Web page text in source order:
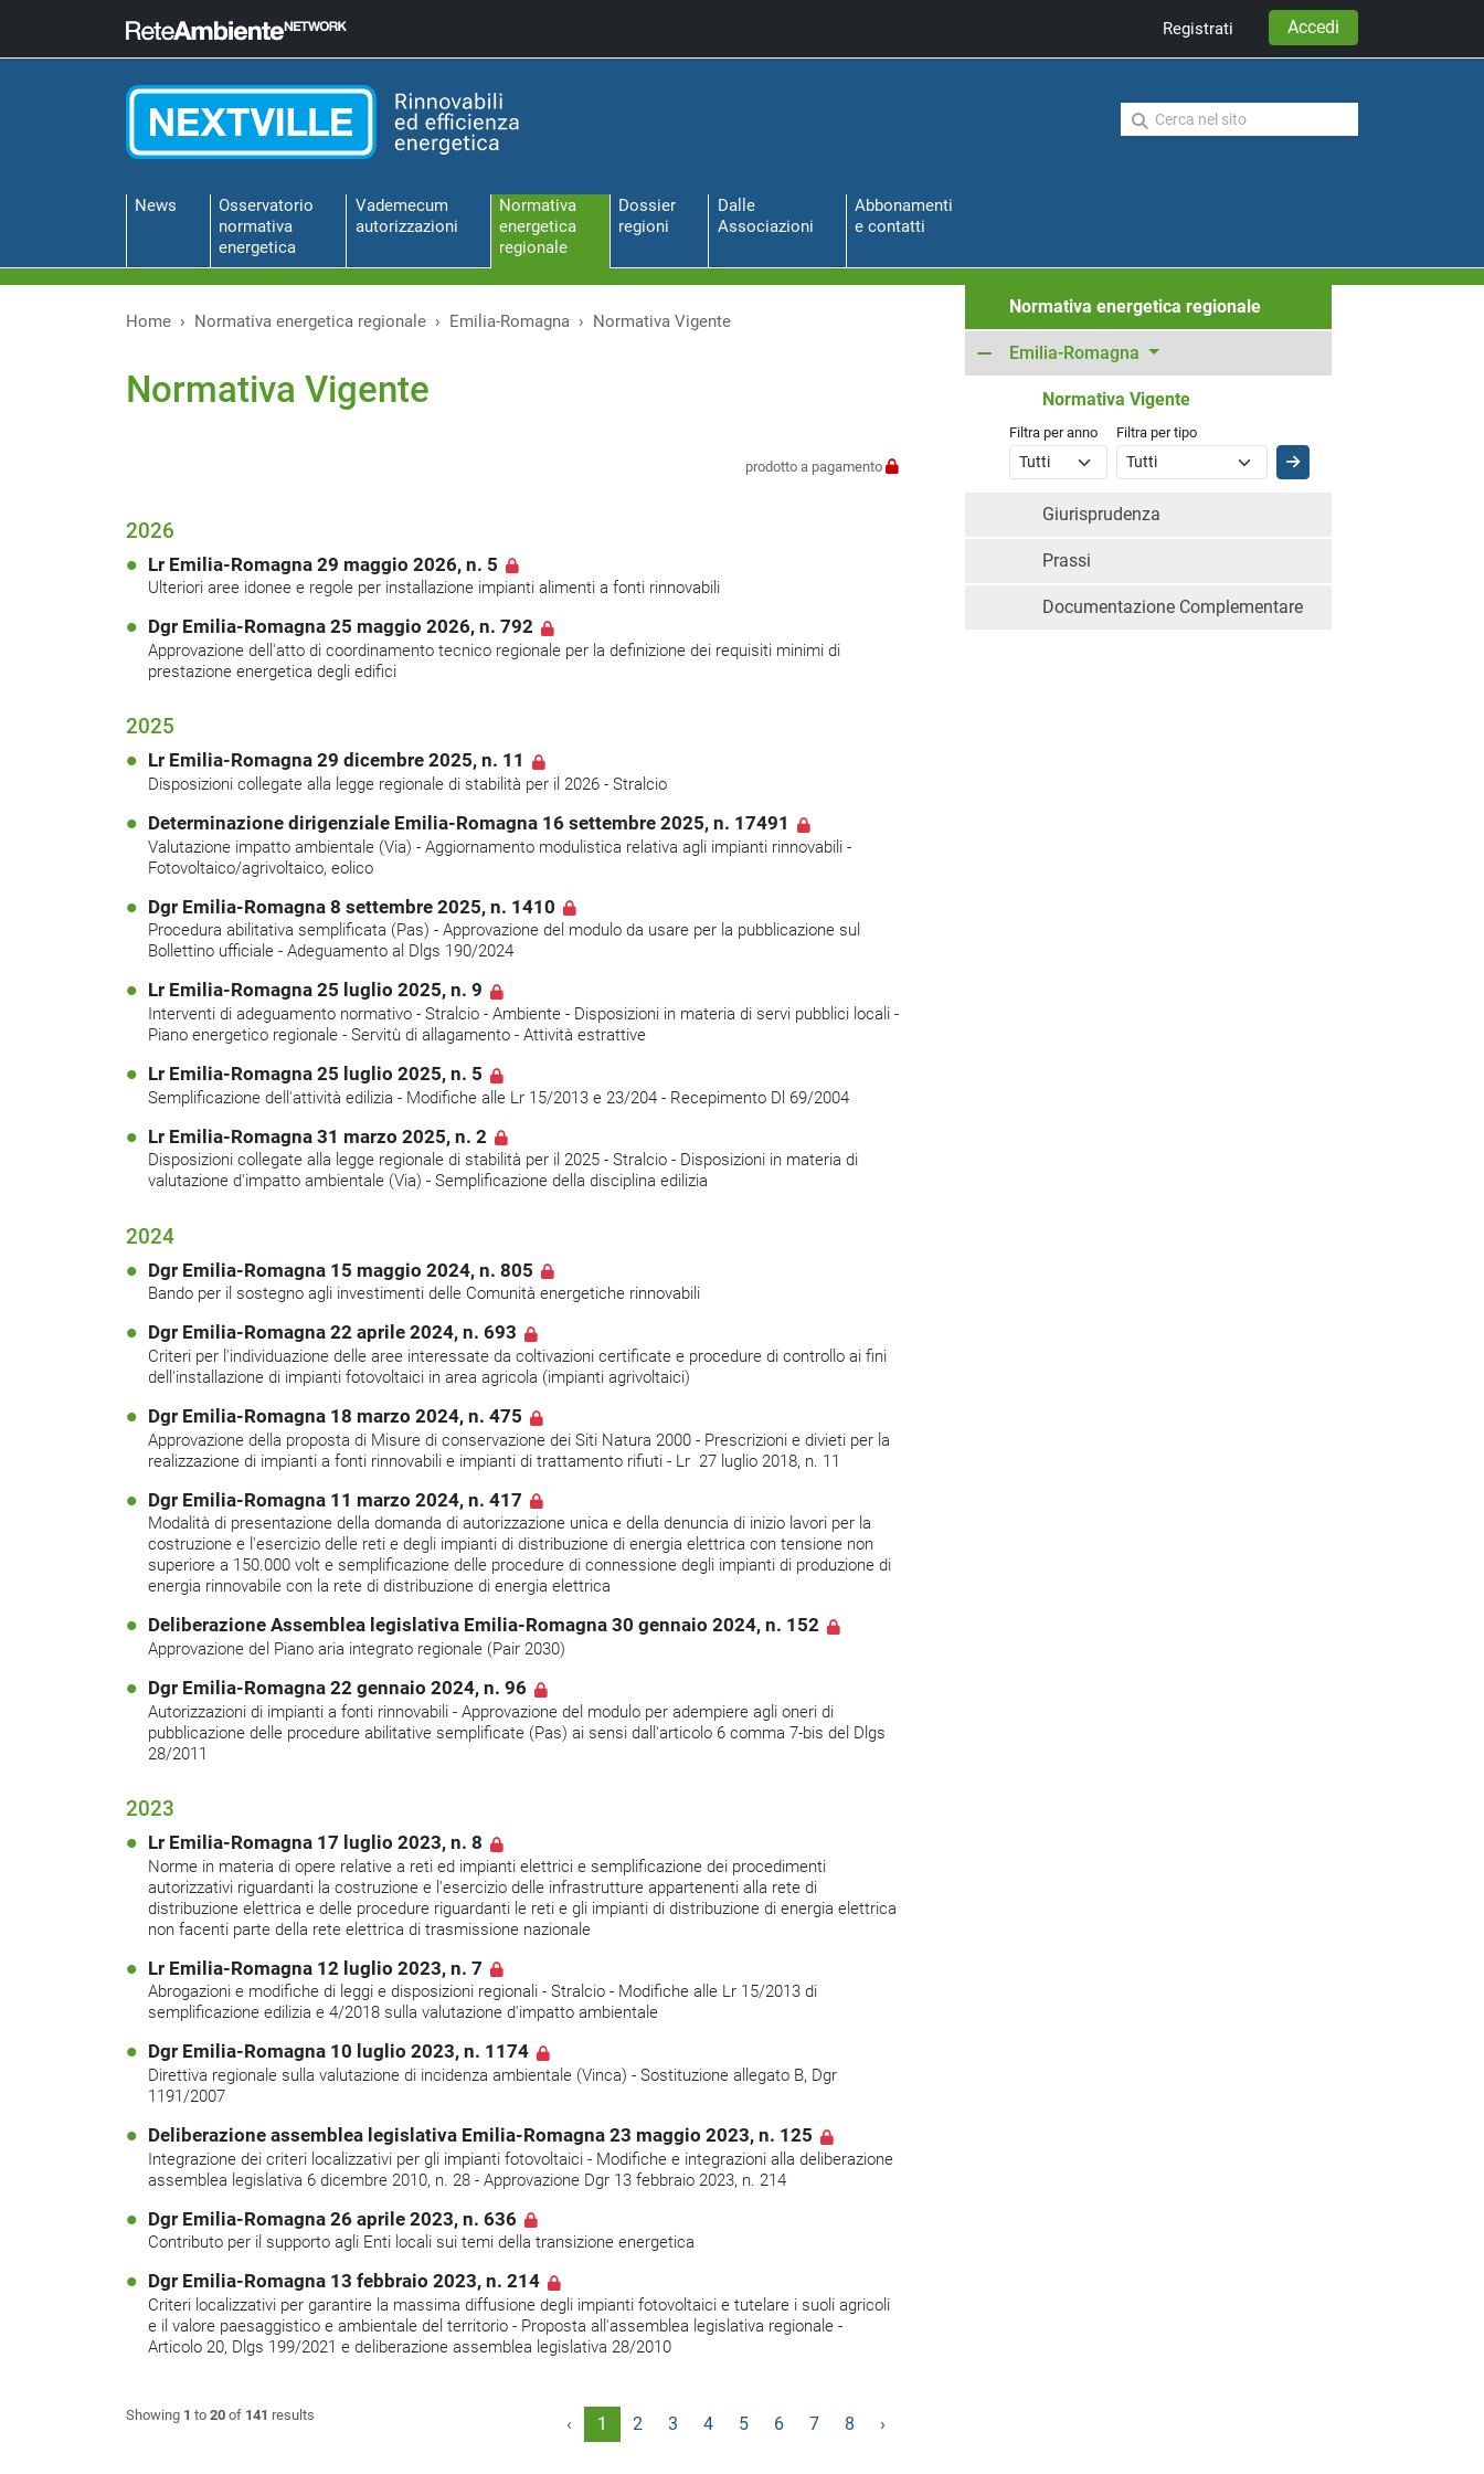
Registrati Accedi
News
Osservatorio
normativa
energetica
Vademecum
autorizzazioni
Normativa
energetica
regionale
Dossier
regioni
Dalle
Associazioni
Abbonamenti
e contatti
Home Normativa energetica regionale Emilia-Romagna Normativa Vigente
Normativa Vigente
prodotto a pagamento
2026
Lr Emilia-Romagna 29 maggio 2026, n. 5
Ulteriori aree idonee e regole per installazione impianti alimenti a fonti rinnovabili
Dgr Emilia-Romagna 25 maggio 2026, n. 792
Approvazione dell'atto di coordinamento tecnico regionale per la definizione dei requisiti minimi di
prestazione energetica degli edifici
2025
Lr Emilia-Romagna 29 dicembre 2025, n. 11
Disposizioni collegate alla legge regionale di stabilità per il 2026 - Stralcio
Determinazione dirigenziale Emilia-Romagna 16 settembre 2025, n. 17491
Valutazione impatto ambientale (Via) - Aggiornamento modulistica relativa agli impianti rinnovabili -
Fotovoltaico/agrivoltaico, eolico
Dgr Emilia-Romagna 8 settembre 2025, n. 1410
Procedura abilitativa semplificata (Pas) - Approvazione del modulo da usare per la pubblicazione sul
Bollettino ufficiale - Adeguamento al Dlgs 190/2024
Lr Emilia-Romagna 25 luglio 2025, n. 9
Interventi di adeguamento normativo - Stralcio - Ambiente - Disposizioni in materia di servi pubblici locali -
Piano energetico regionale - Servitù di allagamento - Attività estrattive
Lr Emilia-Romagna 25 luglio 2025, n. 5
Semplificazione dell'attività edilizia - Modifiche alle Lr 15/2013 e 23/204 - Recepimento Dl 69/2004
Lr Emilia-Romagna 31 marzo 2025, n. 2
Disposizioni collegate alla legge regionale di stabilità per il 2025 - Stralcio - Disposizioni in materia di
valutazione d'impatto ambientale (Via) - Semplificazione della disciplina edilizia
2024
Dgr Emilia-Romagna 15 maggio 2024, n. 805
Bando per il sostegno agli investimenti delle Comunità energetiche rinnovabili
Dgr Emilia-Romagna 22 aprile 2024, n. 693
Criteri per l'individuazione delle aree interessate da coltivazioni certificate e procedure di controllo ai fini
dell'installazione di impianti fotovoltaici in area agricola (impianti agrivoltaici)
Dgr Emilia-Romagna 18 marzo 2024, n. 475
Approvazione della proposta di Misure di conservazione dei Siti Natura 2000 - Prescrizioni e divieti per la
realizzazione di impianti a fonti rinnovabili e impianti di trattamento rifiuti - Lr 27 luglio 2018, n. 11
Dgr Emilia-Romagna 11 marzo 2024, n. 417
Modalità di presentazione della domanda di autorizzazione unica e della denuncia di inizio lavori per la
costruzione e l'esercizio delle reti e degli impianti di distribuzione di energia elettrica con tensione non
superiore a 150.000 volt e semplificazione delle procedure di connessione degli impianti di produzione di
energia rinnovabile con la rete di distribuzione di energia elettrica
Deliberazione Assemblea legislativa Emilia-Romagna 30 gennaio 2024, n. 152
Approvazione del Piano aria integrato regionale (Pair 2030)
Dgr Emilia-Romagna 22 gennaio 2024, n. 96
Autorizzazioni di impianti a fonti rinnovabili - Approvazione del modulo per adempiere agli oneri di
pubblicazione delle procedure abilitative semplificate (Pas) ai sensi dall'articolo 6 comma 7-bis del Dlgs
28/2011
2023
Lr Emilia-Romagna 17 luglio 2023, n. 8
Norme in materia di opere relative a reti ed impianti elettrici e semplificazione dei procedimenti
autorizzativi riguardanti la costruzione e l'esercizio delle infrastrutture appartenenti alla rete di
distribuzione elettrica e delle procedure riguardanti le reti e gli impianti di distribuzione di energia elettrica
non facenti parte della rete elettrica di trasmissione nazionale
Lr Emilia-Romagna 12 luglio 2023, n. 7
Abrogazioni e modifiche di leggi e disposizioni regionali - Stralcio - Modifiche alle Lr 15/2013 di
semplificazione edilizia e 4/2018 sulla valutazione d'impatto ambientale
Dgr Emilia-Romagna 10 luglio 2023, n. 1174
Direttiva regionale sulla valutazione di incidenza ambientale (Vinca) - Sostituzione allegato B, Dgr
1191/2007
Deliberazione assemblea legislativa Emilia-Romagna 23 maggio 2023, n. 125
Integrazione dei criteri localizzativi per gli impianti fotovoltaici - Modifiche e integrazioni alla deliberazione
assemblea legislativa 6 dicembre 2010, n. 28 - Approvazione Dgr 13 febbraio 2023, n. 214
Dgr Emilia-Romagna 26 aprile 2023, n. 636
Contributo per il supporto agli Enti locali sui temi della transizione energetica
Dgr Emilia-Romagna 13 febbraio 2023, n. 214
Criteri localizzativi per garantire la massima diffusione degli impianti fotovoltaici e tutelare i suoli agricoli
e il valore paesaggistico e ambientale del territorio - Proposta all'assemblea legislativa regionale -
Articolo 20, Dlgs 199/2021 e deliberazione assemblea legislativa 28/2010
Showing 1 to 20 of 141 results ‹ 1 2 3 4 5 6 7 8 ›
Normativa energetica regionale
Emilia-Romagna
Normativa Vigente
Filtra per anno Filtra per tipo
Giurisprudenza
Prassi
Documentazione Complementare